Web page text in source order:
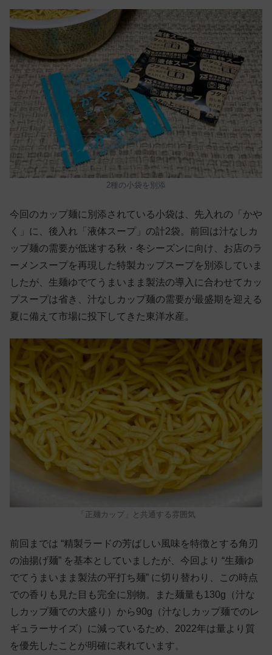
2種の小袋を別添
今回のカップ麺に別添されている小袋は、先入れの「かや
く」に、後入れ「液体スープ」の計2袋。前回は汁なしカ
ップ麺の需要が低迷する秋・冬シーズンに向け、お店のラ
ーメンスープを再現した特製カップスープを別添していま
したが、生麺ゆでてうまいまま製法の導入に合わせてカッ
プスープは省き、汁なしカップ麺の需要が最盛期を迎える
夏に備えて市場に投下してきた東洋水産。
「正麺カップ」と共通する雰囲気
前回までは “精製ラードの芳ばしい風味を特徴とする角刃
の油揚げ麺” を基本としていましたが、今回より “生麺ゆ
でてうまいまま製法の平打ち麺” に切り替わり、この時点
での香りも見た目も完全に別物。また麺量も130g（汁な
しカップ麺での大盛り）から90g（汁なしカップ麺でのレ
ギュラーサイズ）に減っているため、2022年は量より質
を優先したことが明確に表れています。